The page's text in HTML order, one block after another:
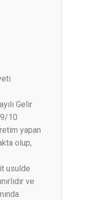
Gelir
9/10
yapan
olup,
usulde
ve